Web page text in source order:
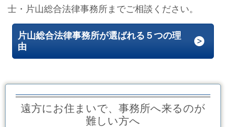
士・片山総合法律事務所までご相談ください。
片山総合法律事務所が選ばれる５つの理
由
遠方にお住まいで、事務所へ来るのが
難しい方へ